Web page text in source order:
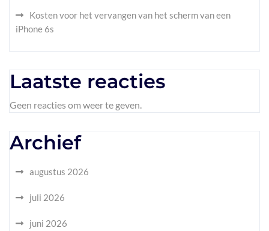
Kosten voor het vervangen van het scherm van een
iPhone 6s
Laatste reacties
Geen reacties om weer te geven.
Archief
augustus 2026
juli 2026
juni 2026